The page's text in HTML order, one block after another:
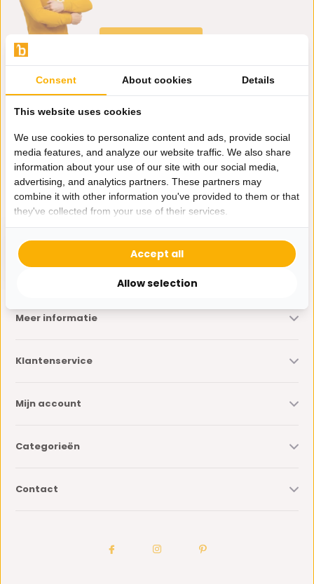
klantenservice@bazaaronline.nl
Ontvang de nieuwste aanbiedingen en promoties. We zullen
je niet spammen, beloofd.
* Lees hier de wettelijke beperkingen
Meer informatie
Klantenservice
Mijn account
Categorieën
Contact
Consent About cookies Details
This website uses cookies
We use cookies to personalize content and ads, provide social
media features, and analyze our website traffic. We also share
information about your use of our site with our social media,
advertising, and analytics partners. These partners may
combine it with other information you've provided to them or that
they've collected from your use of their services.
Allow selection
Accept all